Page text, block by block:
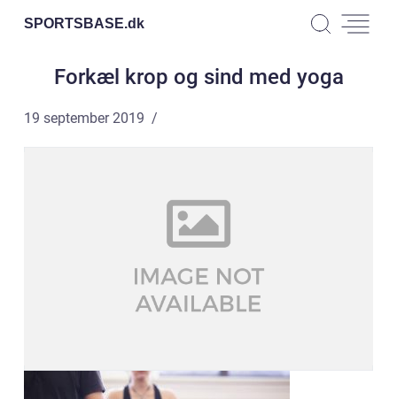
SPORTSBASE.dk
Forkæl krop og sind med yoga
19 september 2019